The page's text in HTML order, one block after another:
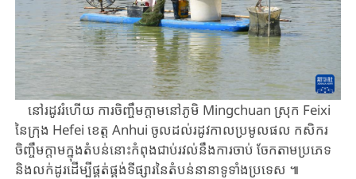
នៅរដូវរំហើយ ​ការចិញ្ចឹមក្តាមនៅភូមិ ​Mingchuan ​ស្រុក ​Feixi ​
នៃក្រុង ​Hefei ​ខេត្ត ​Anhui ​ចូលដល់រដូវកាលប្រមូលផល ​កសិករ
ចិញ្ចឹមក្តាមក្នុងតំបន់នោះកំពុង​ជាប់រវល់​នឹង​ការ​ចាប់ ​ចែក​តាមប្រភេទ​
និង​លក់ដូរ​ដើម្បីផ្គត់ផ្គង់ទីផ្សារនៃតំបន់នានា​ទូទាំងប្រទេស ​៕​